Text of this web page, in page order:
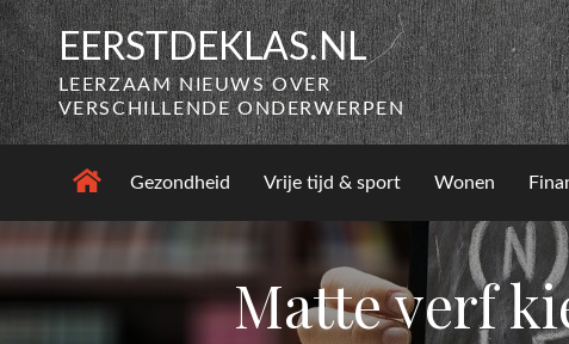
Skip
to
content
EERSTDEKLAS.NL
LEERZAAM NIEUWS OVER
VERSCHILLENDE ONDERWERPEN
Gezondheid Vrije tijd & sport Wonen
Matte verf